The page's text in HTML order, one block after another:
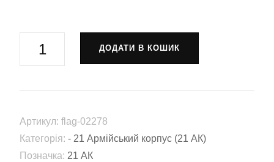
штандарт
армійський
(21
АК)
ДОДАТИ В КОШИК
Артикул: flag-02278
Категорія: - 21 Армійський корпус (21 АК)
Позначка: 21 АК